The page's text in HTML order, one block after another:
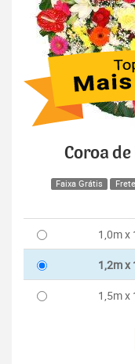
Coroa
Faixa Grátis
1,0m x
1,2m x
1,5m x